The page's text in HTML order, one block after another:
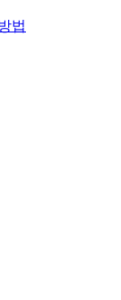
법